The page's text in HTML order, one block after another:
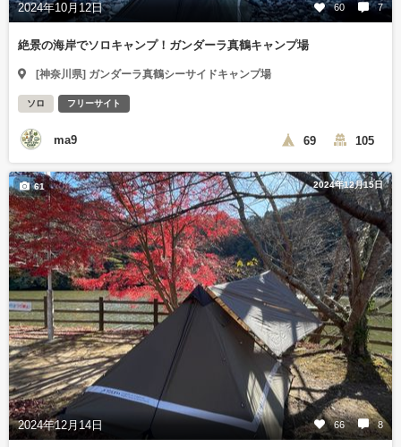
2024年10月12日 60 7
絶景の海岸でソロキャンプ！ガンダーラ真鶴キャンプ場
[神奈川県] ガンダーラ真鶴シーサイドキャンプ場
ソロ フリーサイト
ma9 69 105
2024年12月15日
2024年12月14日 66 8
61